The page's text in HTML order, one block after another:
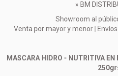
» BM
Showroom al
Venta por mayor y menor |
MASCARA HIDRO - NUTRITIVA